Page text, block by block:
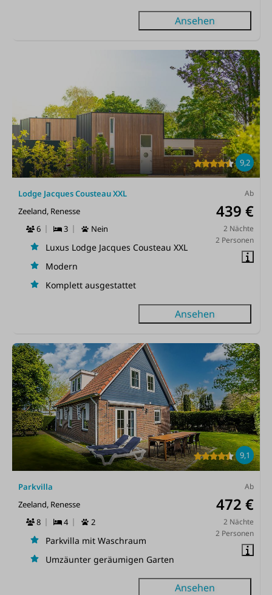
Ansehen
9,2
Ab
439 €
2 Nächte
2 Personen
Lodge Jacques Cousteau XXL
Zeeland, Renesse
6
3 Nein
Luxus Lodge Jacques Cousteau XXL
Modern
Komplett ausgestattet
Ansehen
9,1
Ab
472 €
2 Nächte
2 Personen
Parkvilla
Zeeland, Renesse
8
4 2
Parkvilla mit Waschraum
Umzäunter geräumigen Garten
Ansehen